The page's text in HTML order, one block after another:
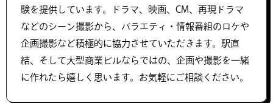
験を提供しています。ドラマ、映画、CM、再現ドラマ
などのシーン撮影から、バラエティ・情報番組のロケや
企画撮影など積極的に協力させていただきます。駅直
結、そして大型商業ビルならではの、企画や撮影を一緒
に作れたら嬉しく思います。お気軽にご相談ください。